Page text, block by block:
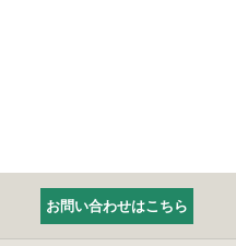
お問い合わせはこちら